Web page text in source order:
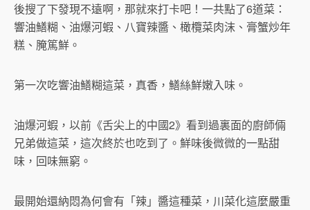
後搜了下發現不遠啊，那就來打卡吧！一共點了6道菜：
響油鱔糊、油爆河蝦、八寶辣醬、橄欖菜肉沫、膏蟹炒年
糕、腌篤鮮。
第一次吃響油鱔糊這菜，真香，鱔絲鮮嫩入味。
油爆河蝦，以前《舌尖上的中國2》看到過裏面的廚師倆
兄弟做這菜，這次終於也吃到了。鮮味後微微的一點甜
味，回味無窮。
最開始還納悶為何會有「辣」醬這種菜，川菜化這麼嚴重